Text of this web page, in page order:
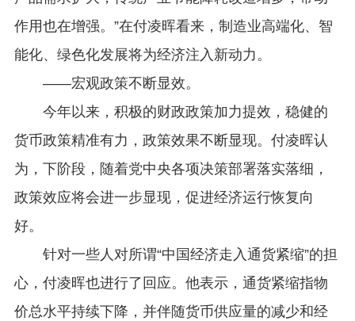
作用也在增强。”在付凌晖看来，制造业高端化、智
能化、绿色化发展将为经济注入新动力。
——宏观政策不断显效。
今年以来，积极的财政政策加力提效，稳健的
货币政策精准有力，政策效果不断显现。付凌晖认
为，下阶段，随着党中央各项决策部署落实落细，
政策效应将会进一步显现，促进经济运行恢复向
好。
针对一些人对所谓“中国经济走入通货紧缩”的担
心，付凌晖也进行了回应。他表示，通货紧缩指物
价总水平持续下降，并伴随货币供应量的减少和经